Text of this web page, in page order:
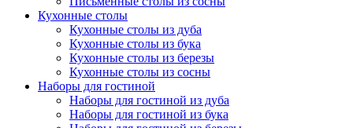
Кухонные столы
Кухонные столы из дуба
Кухонные столы из бука
Кухонные столы из березы
Кухонные столы из сосны
Наборы для гостиной
Наборы для гостиной из дуба
Наборы для гостиной из бука